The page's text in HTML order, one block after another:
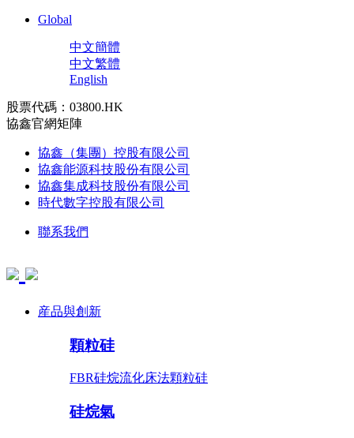
Global
中文簡體
中文繁體
English
股票代碼：03800.HK
協鑫官網矩陣
協鑫（集團）控股有限公司
協鑫能源科技股份有限公司
協鑫集成科技股份有限公司
時代數字控股有限公司
聯系我們
産品與創新
顆粒硅
FBR硅烷流化床法顆粒硅
硅烷氣